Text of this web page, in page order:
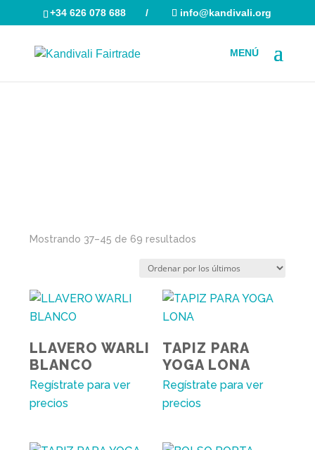
+34 626 078 688 / info@kandivali.org
productos
Mostrando 37–45 de 69 resultados
últimos
LLAVERO WARLI
BLANCO
Regístrate para ver
precios
TAPIZ PARA
YOGA LONA
Regístrate para ver
precios